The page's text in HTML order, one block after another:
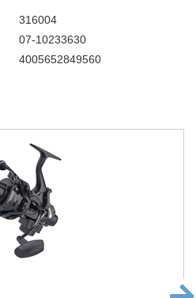
316004
07-10233630
4005652849560